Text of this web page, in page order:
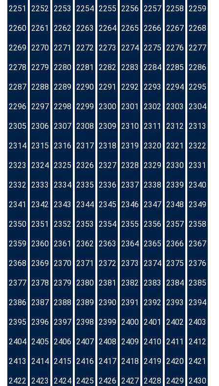
2251 2252 2253 2254 2255 2256 2257 2258 2259
2260 2261 2262 2263 2264 2265 2266 2267 2268
2269 2270 2271 2272 2273 2274 2275 2276 2277
2278 2279 2280 2281 2282 2283 2284 2285 2286
2287 2288 2289 2290 2291 2292 2293 2294 2295
2296 2297 2298 2299 2300 2301 2302 2303 2304
2305 2306 2307 2308 2309 2310 2311 2312 2313
2314 2315 2316 2317 2318 2319 2320 2321 2322
2323 2324 2325 2326 2327 2328 2329 2330 2331
2332 2333 2334 2335 2336 2337 2338 2339 2340
2341 2342 2343 2344 2345 2346 2347 2348 2349
2350 2351 2352 2353 2354 2355 2356 2357 2358
2359 2360 2361 2362 2363 2364 2365 2366 2367
2368 2369 2370 2371 2372 2373 2374 2375 2376
2377 2378 2379 2380 2381 2382 2383 2384 2385
2386 2387 2388 2389 2390 2391 2392 2393 2394
2395 2396 2397 2398 2399 2400 2401 2402 2403
2404 2405 2406 2407 2408 2409 2410 2411 2412
2413 2414 2415 2416 2417 2418 2419 2420 2421
2422 2423 2424 2425 2426 2427 2428 2429 2430